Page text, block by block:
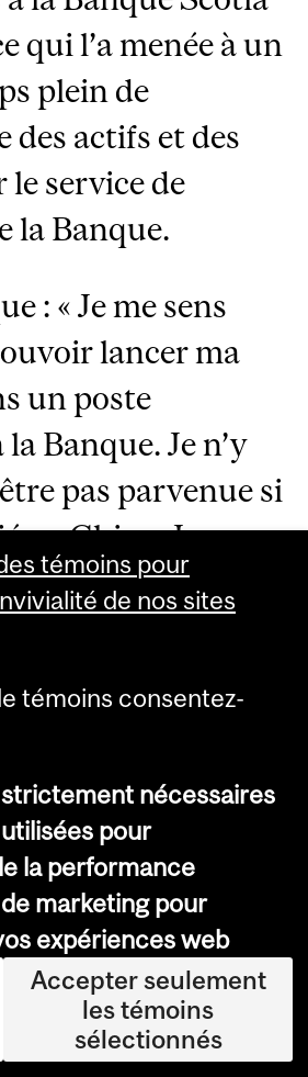
qui l’a menée à un
plein de
des actifs et des
le service de
la Banque.
: « Je me sens
lancer ma
un poste
Banque. Je n’y
pas parvenue si
en Chine. Je me
soutenue à
pu rencontrer
et diplômées de
avec qui j’ai
soutiennent que
offertes par la
Desautels les
décrocher leur
témoins pour
de nos sites
témoins consentez-
nécessaires
pour
la performance
marketing pour
expériences web
Accepter seulement
les témoins
sélectionnés